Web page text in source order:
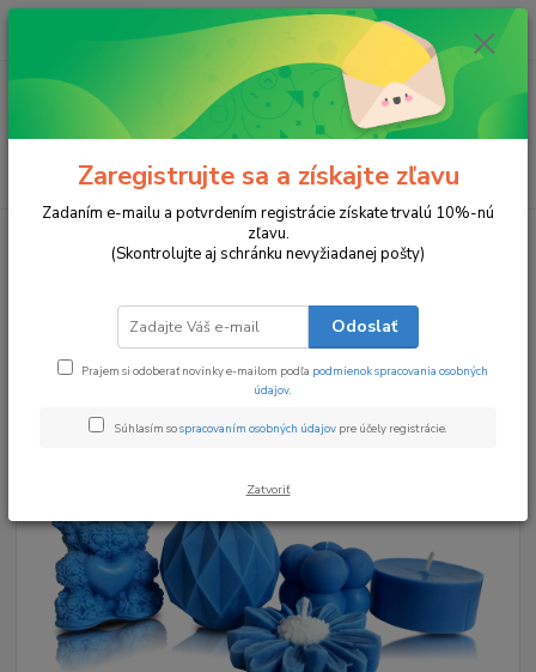
Hľadať
ks
za0 €
Modrý Sen
Zaregistrujte sa a získajte zľavu
Zadaním e-mailu a potvrdením registrácie získate trvalú 10%-nú
zľavu.
(Skontrolujte aj schránku nevyžiadanej pošty)
Odoslať
Prajem si odoberať novinky e-mailom podľa podmienok spracovania osobných
údajov
Súhlasím sospracovaním osobných údajov pre účely registrácie.
Zatvoriť